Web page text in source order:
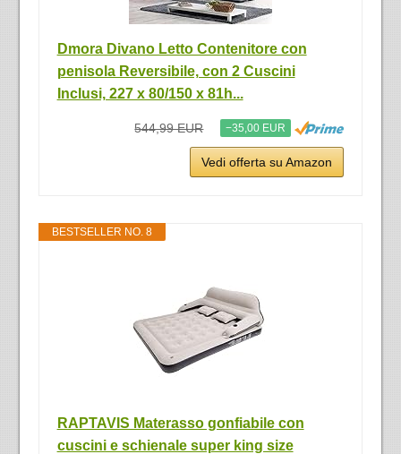
Dmora Divano Letto Contenitore con
penisola Reversibile, con 2 Cuscini
Inclusi, 227 x 80/150 x 81h...
544,99 EUR −35,00 EUR
Vedi offerta su Amazon
BESTSELLER NO. 8
RAPTAVIS Materasso gonfiabile con
cuscini e schienale super king size